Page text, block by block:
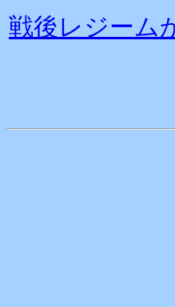
戦後レジー